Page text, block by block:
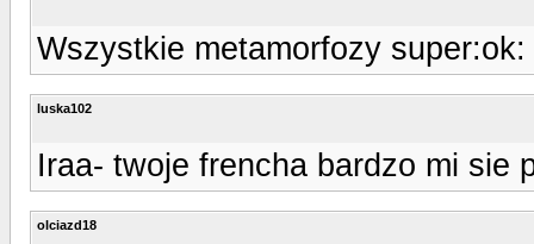
Wszystkie metamorfozy super:ok:
luska102
Iraa- twoje frencha bardzo mi sie
olciazd18